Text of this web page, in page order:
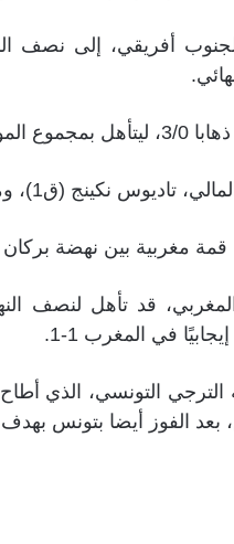
3/2.
نكينج (ق1)، وماندجان (ق 40).
مغربية بين نهضة
قد تأهل لنصف
التونسي، الذي
بعد الفوز أيضا بتونس